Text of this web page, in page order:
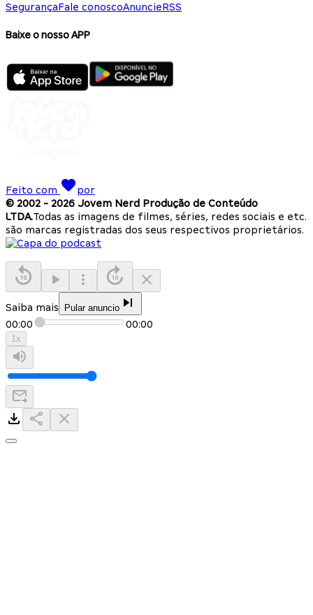
SegurançaFale conoscoAnuncieRSS
Baixe o nosso APP
Feito com
por
© 2002 - 2026 Jovem Nerd Produção de Conteúdo
LTDA.Todas as imagens de filmes, séries, redes sociais e etc.
são marcas registradas dos seus respectivos proprietários.
Saiba mais Pular anuncio
00:00 00:00
1x